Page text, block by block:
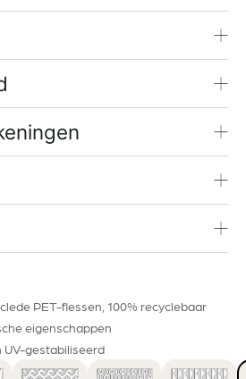
PET-flessen, 100% recyclebaar
eigenschappen
UV-gestabiliseerd